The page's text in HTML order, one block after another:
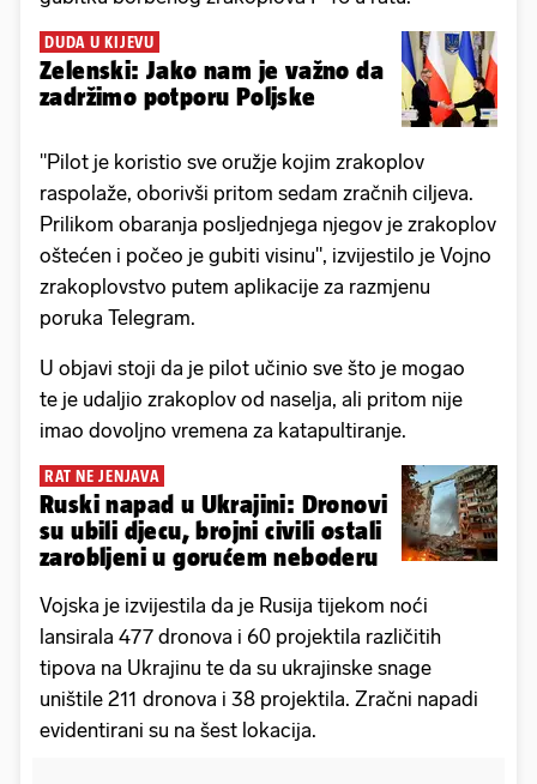
DUDA U KIJEVU
Zelenski: Jako nam je važno da
zadržimo potporu Poljske
"Pilot je koristio sve oružje kojim zrakoplov
raspolaže, oborivši pritom sedam zračnih ciljeva.
Prilikom obaranja posljednjega njegov je zrakoplov
oštećen i počeo je gubiti visinu", izvijestilo je Vojno
zrakoplovstvo putem aplikacije za razmjenu
poruka Telegram.
U objavi stoji da je pilot učinio sve što je mogao
te je udaljio zrakoplov od naselja, ali pritom nije
imao dovoljno vremena za katapultiranje.
RAT NE JENJAVA
Ruski napad u Ukrajini: Dronovi
su ubili djecu, brojni civili ostali
zarobljeni u gorućem neboderu
Vojska je izvijestila da je Rusija tijekom noći
lansirala 477 dronova i 60 projektila različitih
tipova na Ukrajinu te da su ukrajinske snage
uništile 211 dronova i 38 projektila. Zračni napadi
evidentirani su na šest lokacija.